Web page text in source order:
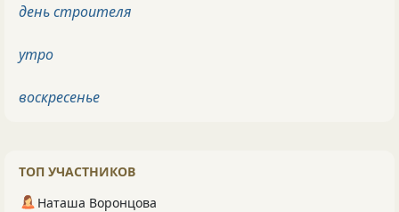
день строителя
утро
воскресенье
ТОП УЧАСТНИКОВ
Наташа Воронцова